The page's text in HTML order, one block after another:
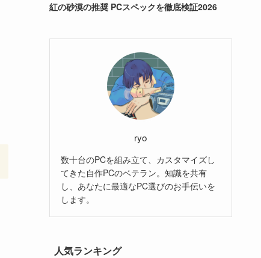
紅の砂漠の推奨 PCスペックを徹底検証2026
ryo
数十台のPCを組み立て、カスタマイズし
てきた自作PCのベテラン。知識を共有
し、あなたに最適なPC選びのお手伝いを
します。
人気ランキング